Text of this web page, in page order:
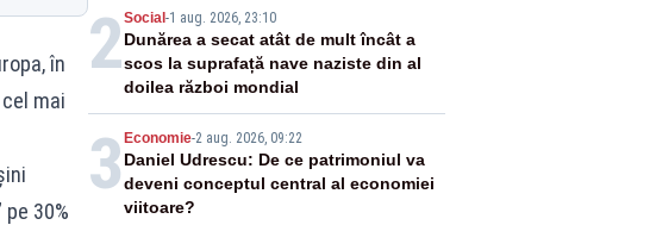
în
mai
30%
2Social -1 aug. 2026, 23:10
Dunărea a secat atât de mult încât a
scos la suprafață nave naziste din al
doilea război mondial
3 Economie-2 aug. 2026, 09:22
Daniel Udrescu: De ce patrimoniul va
deveni conceptul central al economiei
viitoare?